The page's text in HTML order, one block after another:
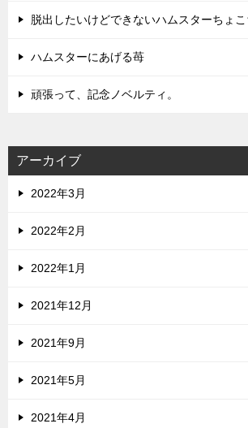
脱出したいけどできないハムスターちょ
ハムスターにあげる苺
頑張って、記念ノベルティ。
アーカイブ
2022年3月
2022年2月
2022年1月
2021年12月
2021年9月
2021年5月
2021年4月